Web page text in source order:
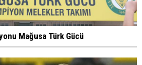
Mağusa Türk Gücü